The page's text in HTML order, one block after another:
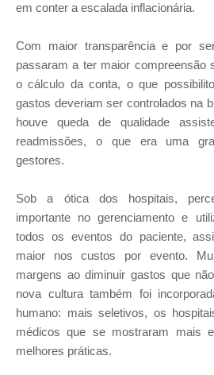
em conter a escalada inflacionária.
Com maior transparência e por
passaram a ter maior compreensão
o cálculo da conta, o que
gastos deveriam ser controlados na
houve queda de qualidade
readmissões, o que era uma
gestores.
Sob a ótica dos hospitais,
importante no gerenciamento e
todos os eventos do paciente,
maior nos custos por evento.
margens ao diminuir gastos que
nova cultura também foi
humano: mais seletivos, os
médicos que se mostraram mais
melhores práticas.